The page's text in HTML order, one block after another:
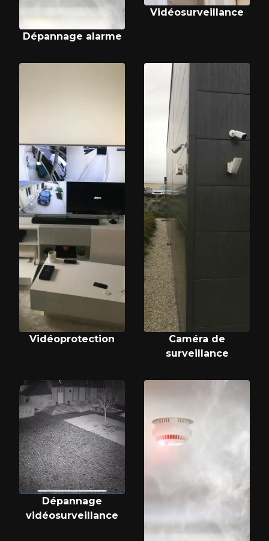
Dépannage alarme
Vidéosurveillance
Vidéoprotection
Caméra de
surveillance
Dépannage
vidéosurveillance